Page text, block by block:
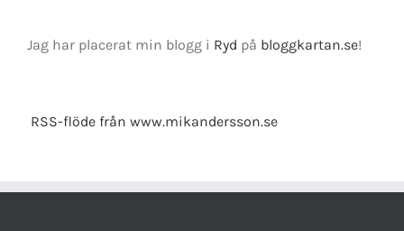
Jag har placerat min blogg i Ryd på bloggkartan.se!
RSS-flöde från www.mikandersson.se